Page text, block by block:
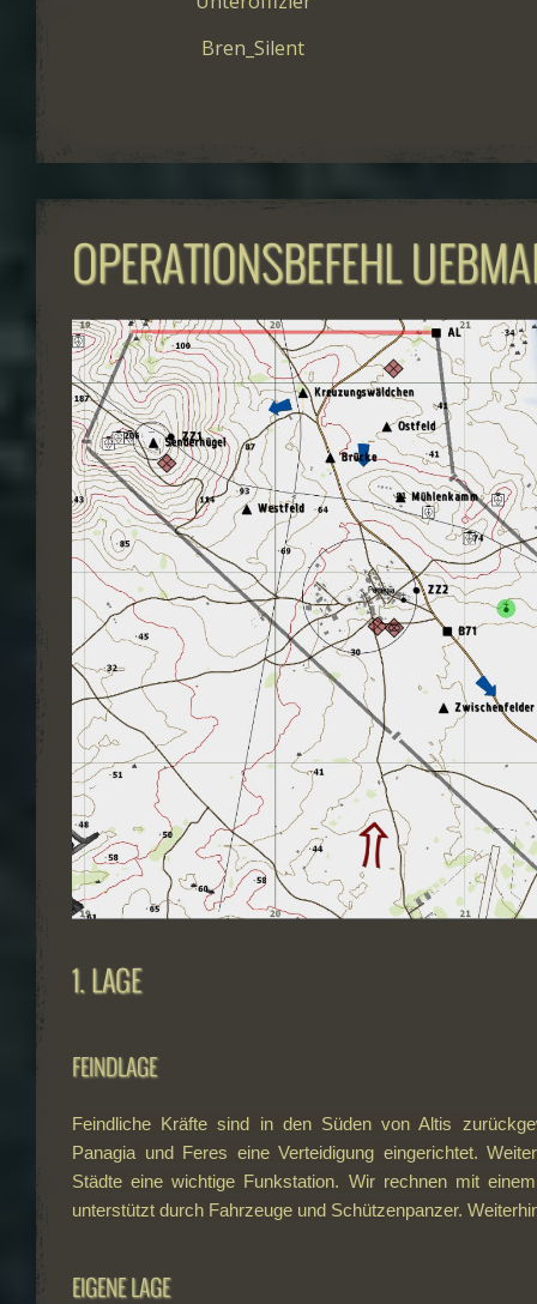
Bren_Silent
OPERATIONSBEFEHL
1. LAGE
FEINDLAGE
Feindliche Kräfte sind in den Süden von Altis
Panagia und Feres eine Verteidigung eingerichtet.
Städte eine wichtige Funkstation. Wir rechnen mit
unterstützt durch Fahrzeuge und Schützenpanzer.
EIGENE LAGE